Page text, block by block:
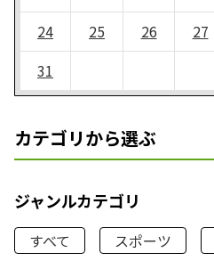
24
25 26 27
31
カテゴリから選ぶ
ジャンルカテゴリ
すべて スポーツ